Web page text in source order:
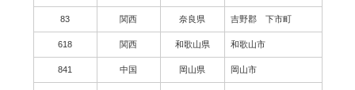
83 関西 奈良県 吉野郡 下市町
618 関西 和歌山県 和歌山市
841 中国 岡山県 岡山市